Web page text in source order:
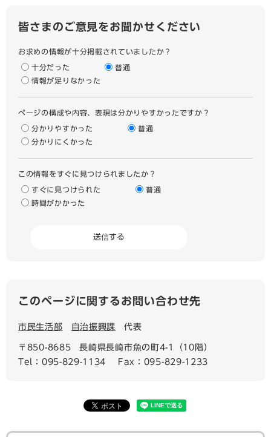
皆さまのご意見をお聞かせください
お求めの情報が十分掲載されていましたか？
十分だった
普通
情報が足りなかった
ページの構成や内容、表現は分かりやすかったですか？
分かりやすかった
普通
分かりにくかった
この情報をすぐに見つけられましたか？
すぐに見つけられた
普通
時間がかかった
このページに関するお問い合わせ先
市民生活部 自治振興課 代表
〒850-8685
長崎県長崎市魚の町4-1（10階）
Tel：095-829-1134
Fax：095-829-1233